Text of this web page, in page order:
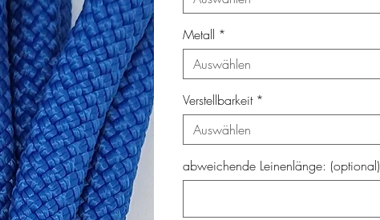
Metall *
Auswählen
Verstellbarkeit *
Auswählen
abweichende Leinenlänge: (optional)